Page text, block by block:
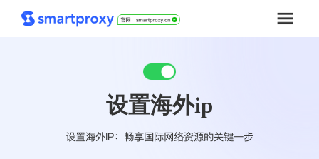
设置海外ip
设置海外IP：畅享国际网络资源的关键一步